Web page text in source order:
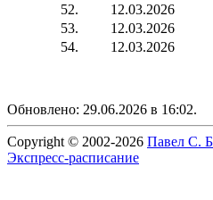
52.
12.03.2026
53.
12.03.2026
54.
12.03.2026
Обновлено: 29.06.2026 в 16:02.
Copyright © 2002-2026 Павел С.
Экспресс-расписание